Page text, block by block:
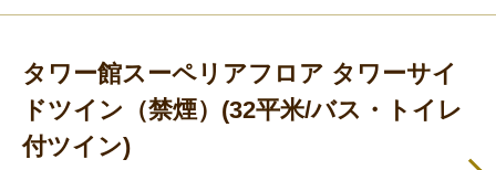
タワー館スーペリアフロア タワーサイ
ドツイン（禁煙）(32平米/バス・トイレ
付ツイン)